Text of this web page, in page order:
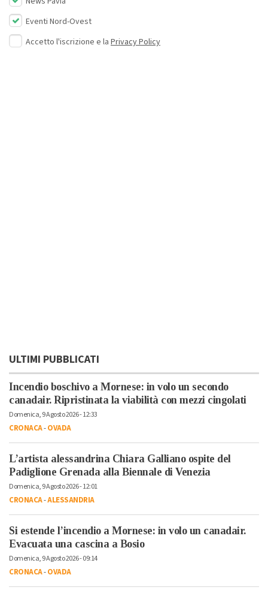
Eventi Nord-Ovest
Accetto l'iscrizione e la Privacy Policy
ULTIMI PUBBLICATI
Incendio boschivo a Mornese: in volo un secondo
canadair. Ripristinata la viabilità con mezzi cingolati
Domenica, 9 Agosto 2026 - 12:33
CRONACA-OVADA
L’artista alessandrina Chiara Galliano ospite del
Padiglione Grenada alla Biennale di Venezia
Domenica, 9 Agosto 2026 - 12:01
CRONACA-ALESSANDRIA
Si estende l’incendio a Mornese: in volo un canadair.
Evacuata una cascina a Bosio
Domenica, 9 Agosto 2026 - 09:14
CRONACA-OVADA